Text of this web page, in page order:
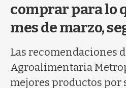
comprar para lo
mes de marzo,
Las recomendaciones
Agroalimentaria
mejores productos por